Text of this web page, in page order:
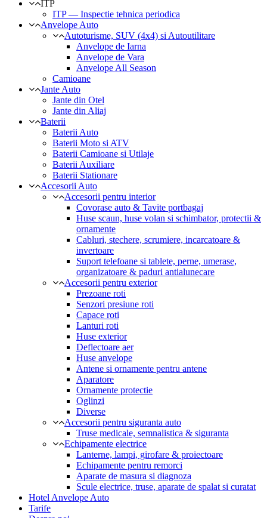
ITP
ITP — Inspectie tehnica periodica
Anvelope Auto
Autoturisme, SUV (4x4) si Autoutilitare
Anvelope de Iarna
Anvelope de Vara
Anvelope All Season
Camioane
Jante Auto
Jante din Otel
Jante din Aliaj
Baterii
Baterii Auto
Baterii Moto si ATV
Baterii Camioane si Utilaje
Baterii Auxiliare
Baterii Stationare
Accesorii Auto
Accesorii pentru interior
Covorase auto & Tavite portbagaj
Huse scaun, huse volan si schimbator, protectii &
ornamente
Cabluri, stechere, scrumiere, incarcatoare &
invertoare
Suport telefoane si tablete, perne, umerase,
organizatoare & paduri antialunecare
Accesorii pentru exterior
Prezoane roti
Senzori presiune roti
Capace roti
Lanturi roti
Huse exterior
Deflectoare aer
Huse anvelope
Antene si ornamente pentru antene
Aparatore
Ornamente protectie
Oglinzi
Diverse
Accesorii pentru siguranta auto
Truse medicale, semnalistica & siguranta
Echipamente electrice
Lanterne, lampi, girofare & proiectoare
Echipamente pentru remorci
Aparate de masura si diagnoza
Scule electrice, truse, aparate de spalat si curatat
Hotel Anvelope Auto
Tarife